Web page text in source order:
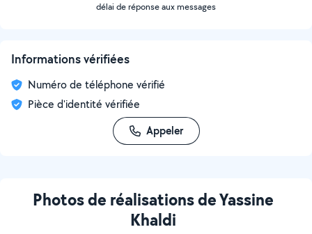
délai de réponse aux messages
Informations vérifiées
Numéro de téléphone vérifié
Pièce d'identité vérifiée
Appeler
Photos de réalisations de Yassine
Khaldi